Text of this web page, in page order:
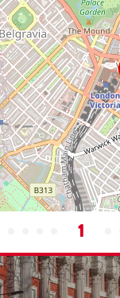
1